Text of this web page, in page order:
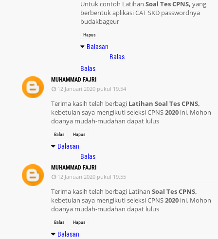
Permendikdasmen Nomor 1 Tahun 2026 Tentang
Hasil Akreditasi SD SMP SMA SMK Jawa Timur
Modul Edukasi Gizi Program MBG Jenjang SMA SMK
Latihan Soal Asesmen Sumatif Akhir Jenjang SMP
Tahun 2026
Latihan Soal Asesmen Sumatif Akhir Jenjang SMA
Tahun 2026
Untuk contoh Latihan Soal Tes CPNS, yang
berbentuk aplikasi CAT SKD passwordnya
budakbageur
Hapus
Balasan
Balas
Balas
MUHAMMAD FAJRI
12 Januari 2020 pukul 19.54
Terima kasih telah berbagi Latihan Soal Tes CPNS,
kebetulan saya mengikuti seleksi CPNS2020 ini. Mohon
doanya mudah-mudahan dapat lulus
Balas Hapus
Balasan
Balas
MUHAMMAD FAJRI
12 Januari 2020 pukul 19.55
Terima kasih telah berbagi Latihan Soal Tes CPNS,
kebetulan saya mengikuti seleksi CPNS2020 ini. Mohon
doanya mudah-mudahan dapat lulus
Balas Hapus
Balasan